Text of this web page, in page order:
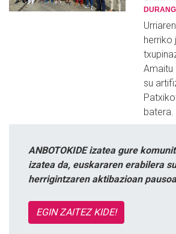
herriko
Amaitu
su
batera.
ANBOTOKIDE izatea gure
izatea da, euskararen erabilera
herrigintzaren aktibazioan
EGIN ZAITEZ KIDE!